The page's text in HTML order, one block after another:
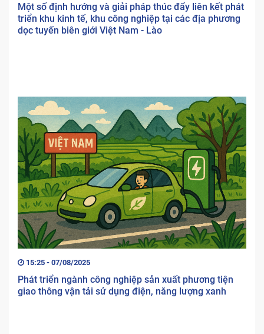
Một số định hướng và giải pháp thúc đẩy liên kết phát
triển khu kinh tế, khu công nghiệp tại các địa phương
dọc tuyến biên giới Việt Nam - Lào
15:25 - 07/08/2025
Phát triển ngành công nghiệp sản xuất phương tiện
giao thông vận tải sử dụng điện, năng lượng xanh